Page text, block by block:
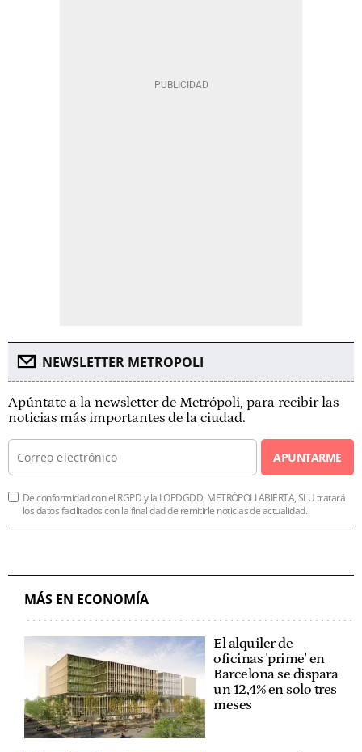
NEWSLETTER METROPOLI
Apúntate a la newsletter de Metrópoli, para recibir las
noticias más importantes de la ciudad.
APUNTARME
De conformidad con el RGPD y la LOPDGDD, METRÓPOLI ABIERTA, SLU tratará
los datos facilitados con la finalidad de remitirle noticias de actualidad.
MÁS EN ECONOMÍA
El alquiler de
oficinas 'prime' en
Barcelona se dispara
un 12,4% en solo tres
meses